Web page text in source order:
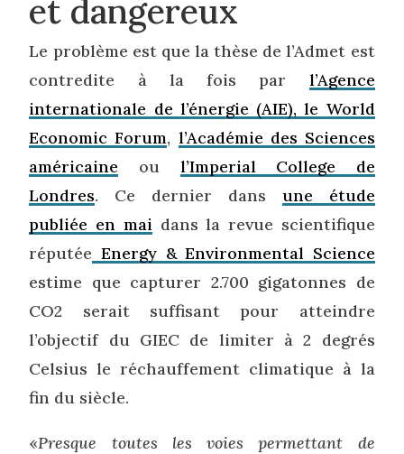
et dangereux
Le problème est que la thèse de l’Admet est
contredite à la fois par l’Agence
internationale de l’énergie (AIE), le World
Economic Forum, l’Académie des Sciences
américaine ou l’Imperial College de
Londres. Ce dernier dans une étude
publiée en mai dans la revue scientifique
réputée Energy & Environmental Science
estime que capturer 2.700 gigatonnes de
CO2 serait suffisant pour atteindre
l’objectif du GIEC de limiter à 2 degrés
Celsius le réchauffement climatique à la
fin du siècle.
«Presque toutes les voies permettant de